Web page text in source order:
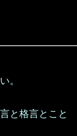
。
と格言とこと